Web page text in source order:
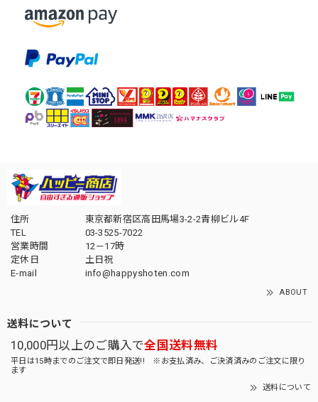
住所
東京都新宿区高田馬場3-2-2青柳ビル4F
TEL
03-3525-7022
営業時間
12－17時
定休日
土日祝
E-mail
info@happyshoten.com
ABOUT
送料について
10,000円以上のご購入で全国送料無料
平日は15時までのご注文で即日発送!! ※お支払済み、ご決済済みのご注文に限り
ます
送料について